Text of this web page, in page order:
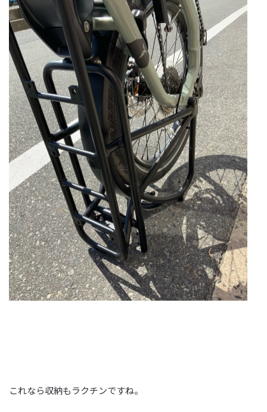
これなら収納もラクチンですね。